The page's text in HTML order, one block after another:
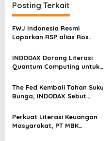
s
i
p
o
s
Posting Terkait
FWJ Indonesia Resmi
Laporkan RSP alias Ros
INDODAX Dorong Literasi
Quantum Computing untuk
Blockchain
The Fed Kembali Tahan Suku
Bunga, INDODAX Sebut
Sentimen Pasar
Perkuat Literasi Keuangan
Masyarakat, PT MBK